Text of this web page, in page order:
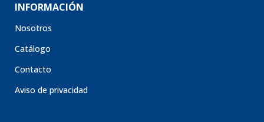
INFORMACIÓN
Nosotros
Catálogo
Contacto
Aviso de privacidad